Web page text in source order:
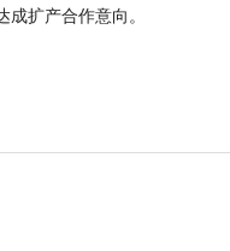
扩产合作意向。